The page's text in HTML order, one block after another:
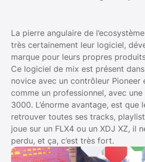
La pierre angulaire de
très certainement leur logiciel,
marque pour leurs propres produits
Ce logiciel de mix est présent
novice avec un contrôleur Pioneer
comme un professionnel, avec
3000. L’énorme avantage, est que
retrouver toutes ses tracks,
joue sur un FLX4 ou un XDJ XZ, il
perdu, et ça, c’est très fort.